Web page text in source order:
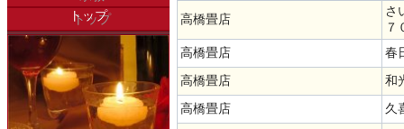
トップ
高橋畳店
さ
７
高橋畳店
春
高橋畳店 和
高橋畳店 久